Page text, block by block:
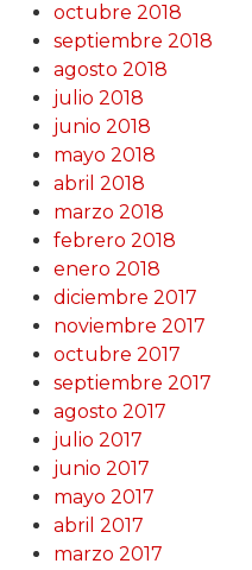
octubre 2018
septiembre 2018
agosto 2018
julio 2018
junio 2018
mayo 2018
abril 2018
marzo 2018
febrero 2018
enero 2018
diciembre 2017
noviembre 2017
octubre 2017
septiembre 2017
agosto 2017
julio 2017
junio 2017
mayo 2017
abril 2017
marzo 2017